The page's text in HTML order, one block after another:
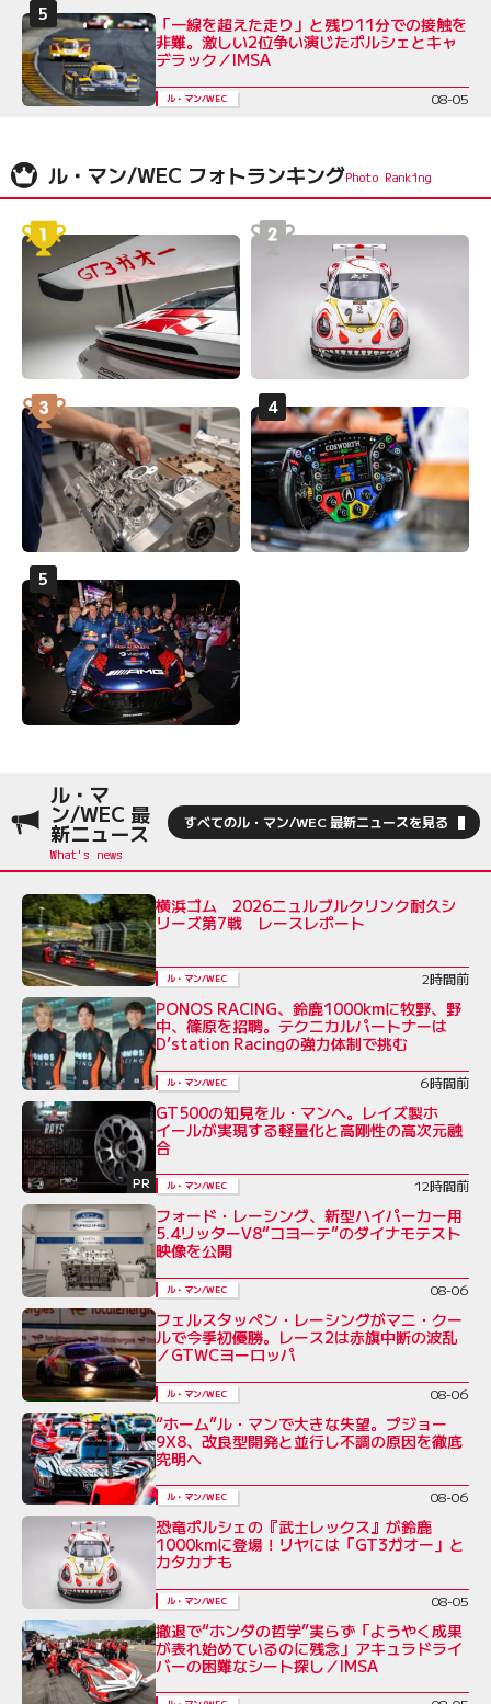
「一線を超えた走り」と残り11分での接触を
非難。激しい2位争い演じたポルシェとキャ
デラック／IMSA
ル・マン/WEC 08-05
ル・マン/WEC フォトランキング
ル・マ
ン/WEC 最
新ニュース すべてのル・マン/WEC 最新ニュースを見る
横浜ゴム 2026ニュルブルクリンク耐久シ
リーズ第7戦 レースレポート
ル・マン/WEC 2時間前
PONOS RACING、鈴鹿1000kmに牧野、野
中、篠原を招聘。テクニカルパートナーは
D’station Racingの強力体制で挑む
ル・マン/WEC 6時間前
PR
GT500の知見をル・マンへ。レイズ製ホ
イールが実現する軽量化と高剛性の高次元融
合
ル・マン/WEC 12時間前
フォード・レーシング、新型ハイパーカー用
5.4リッターV8“コヨーテ”のダイナモテスト
映像を公開
ル・マン/WEC 08-06
フェルスタッペン・レーシングがマニ・クー
ルで今季初優勝。レース2は赤旗中断の波乱
／GTWCヨーロッパ
ル・マン/WEC 08-06
“ホーム”ル・マンで大きな失望。プジョー
9X8、改良型開発と並行し不調の原因を徹底
究明へ
ル・マン/WEC 08-06
恐竜ポルシェの『武士レックス』が鈴鹿
1000kmに登場！リヤには「GT3ガオー」と
カタカナも
ル・マン/WEC 08-05
撤退で“ホンダの哲学”実らず「ようやく成果
が表れ始めているのに残念」アキュラドライ
バーの困難なシート探し／IMSA